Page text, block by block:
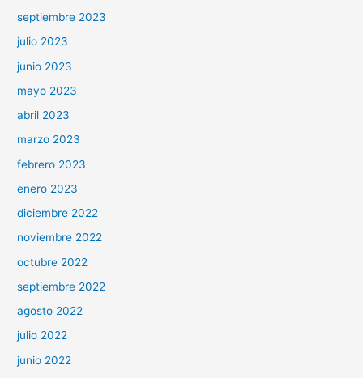
septiembre 2023
julio 2023
junio 2023
mayo 2023
abril 2023
marzo 2023
febrero 2023
enero 2023
diciembre 2022
noviembre 2022
octubre 2022
septiembre 2022
agosto 2022
julio 2022
junio 2022